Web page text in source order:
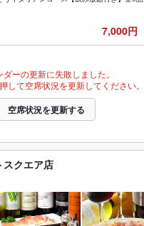
7,000円
ダーの更新に失敗しました。
して空席状況を更新してください。
空席状況を更新する
スクエア店